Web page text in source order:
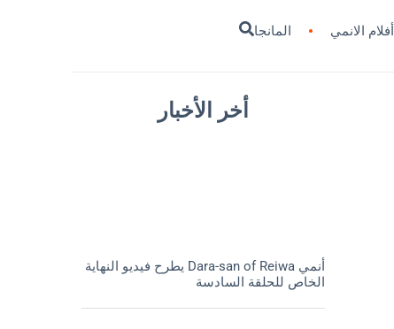
أفلام الانمي المانجا
أخر الأخبار
أنمي Dara-san of Reiwa يطرح فيديو النهاية
الخاص للحلقة السادسة